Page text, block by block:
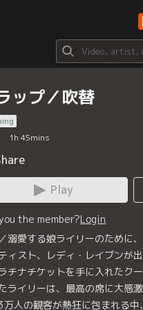
ップ／吹替
1h 45mins
Play
the member?Login
溺愛する娘ライリーのために
ィスト、レディ・レイブンが
チナチケットを手に入れたク
ライリーは、最高の席に大感
万人の観客が熱狂に包まれる中